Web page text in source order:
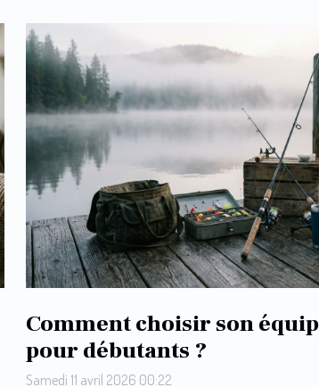
Comment choisir son
pour débutants ?
Samedi 11 avril 2026 00:22